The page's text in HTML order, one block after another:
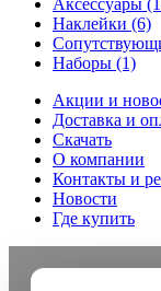
Наклейки (6)
Наборы (1)
Акции и
Доставка и
Скачать
О компании
Контакты и
Новости
Где купить